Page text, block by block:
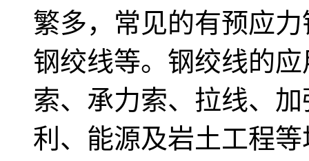
繁多，常见的有预应
钢绞线等。钢绞线的
索、承力索、拉线、
利、能源及岩土工程